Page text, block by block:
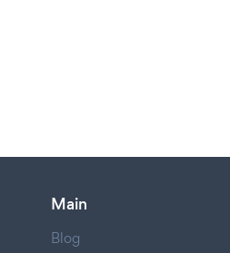
Main
Blog